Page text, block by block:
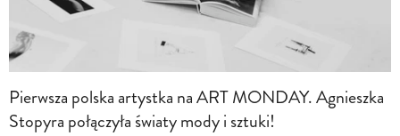
Pierwsza polska artystka na ART MONDAY. Agnieszka
Stopyra połączyła światy mody i sztuki!